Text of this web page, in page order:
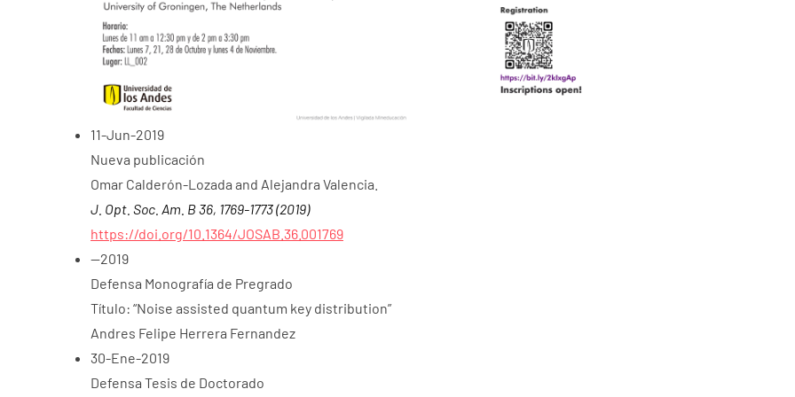
11-Jun-2019
Nueva publicación
Omar Calderón-Lozada and Alejandra Valencia.
J. Opt. Soc. Am. B 36, 1769-1773 (2019)
https://doi.org/10.1364/JOSAB.36.001769
--2019
Defensa Monografía de Pregrado
Título: “Noise assisted quantum key distribution”
Andres Felipe Herrera Fernandez
30-Ene-2019
Defensa Tesis de Doctorado